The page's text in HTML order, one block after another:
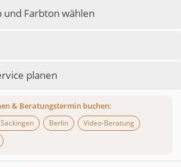
Farbton wählen
planen
& Beratungstermin buchen:
Berlin
Video-Beratung